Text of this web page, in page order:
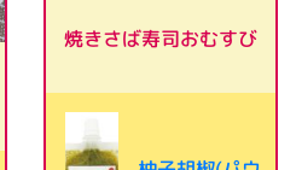
焼きさば寿司おむすび